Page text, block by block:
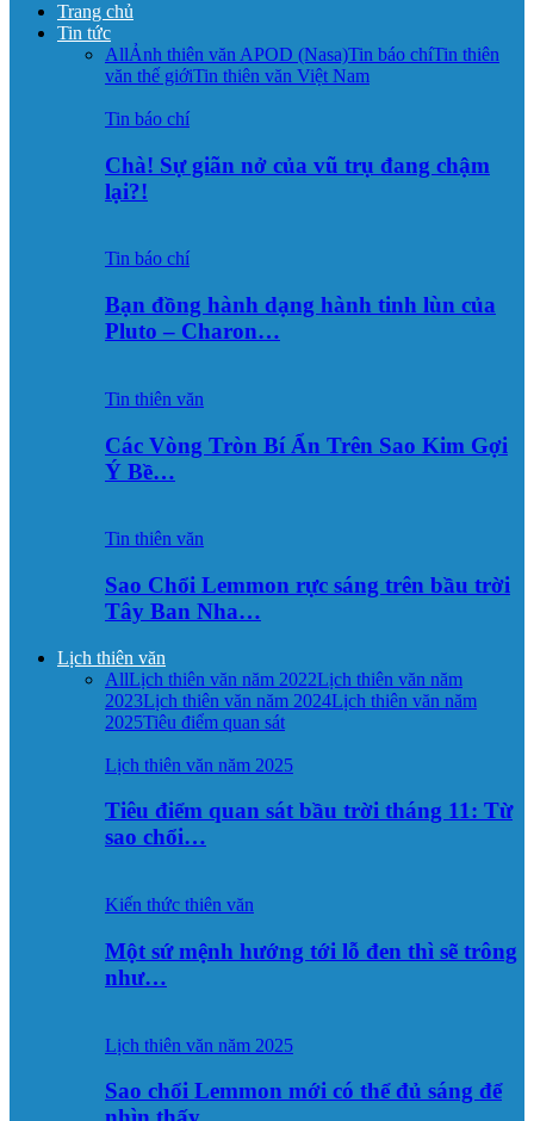
Trang chủ
Tin tức
AllẢnh thiên văn APOD (Nasa)Tin báo chíTin thiên
văn thế giớiTin thiên văn Việt Nam
Tin báo chí
Chà! Sự giãn nở của vũ trụ đang chậm
lại?!
Tin báo chí
Bạn đồng hành dạng hành tinh lùn của
Pluto – Charon…
Tin thiên văn
Các Vòng Tròn Bí Ẩn Trên Sao Kim Gợi
Ý Bề…
Tin thiên văn
Sao Chổi Lemmon rực sáng trên bầu trời
Tây Ban Nha…
Lịch thiên văn
AllLịch thiên văn năm 2022Lịch thiên văn năm
2023Lịch thiên văn năm 2024Lịch thiên văn năm
2025Tiêu điểm quan sát
Lịch thiên văn năm 2025
Tiêu điểm quan sát bầu trời tháng 11: Từ
sao chổi…
Kiến thức thiên văn
Một sứ mệnh hướng tới lỗ đen thì sẽ trông
như…
Lịch thiên văn năm 2025
Sao chổi Lemmon mới có thể đủ sáng để